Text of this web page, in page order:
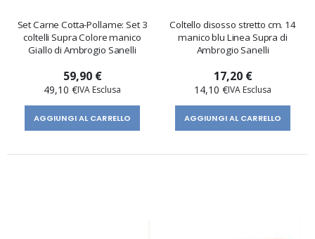
Set Carne Cotta-Pollame: Set 3
coltelli Supra Colore manico
Giallo di Ambrogio Sanelli
59,90 €
49,10 €
AGGIUNGI AL CARRELLO
Coltello disosso stretto cm. 14
manico blu Linea Supra di
Ambrogio Sanelli
17,20 €
14,10 €
AGGIUNGI AL CARRELLO